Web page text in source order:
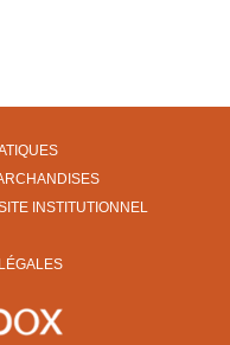
INSTITUTIONNEL